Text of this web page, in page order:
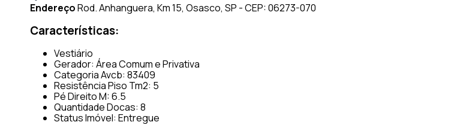
EndereçoRod. Anhanguera, Km 15, Osasco, SP - CEP: 06273-070
Características:
Vestiário
Gerador: Área Comum e Privativa
Categoria Avcb: 83409
Resistência Piso Tm2: 5
Pé Direito M: 6.5
Quantidade Docas: 8
Status Imóvel: Entregue